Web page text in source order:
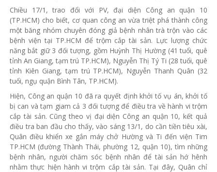
Chiều 17/1, trao đổi với PV, đại diện Công an quận 10
(TP.HCM) cho biết, cơ quan công an vừa triệt phá thành công
một băng nhóm chuyên đóng giả bệnh nhân trà trộn vào các
bệnh viện tại TP.HCM để trộm cắp tài sản. Lực lượng chức
năng bắt giữ 3 đối tượng, gồm Huỳnh Thị Hường (41 tuổi, quê
tỉnh An Giang, tạm trú TP.HCM), Nguyễn Thị Tý Ti (28 tuổi, quê
tỉnh Kiên Giang, tạm trú TP.HCM), Nguyễn Thanh Quân (32
tuổi, ngụ quận Bình Tân, TP.HCM).
Hiện, Công an quận 10 đã ra quyết định khởi tố vụ án, khởi tố
bị can và tạm giam cả 3 đối tượng để điều tra về hành vi trộm
cắp tài sản. Cũng theo vị đại diện Công an quận 10, kết quả
điều tra ban đầu cho thấy, vào sáng 13/1, do cần tiền tiêu xài,
Quân điều khiển xe gắn máy chở Hường và Ti đến viện Tim
TP.HCM (đường Thành Thái, phường 12, quận 10), tìm những
bệnh nhân, người chăm sóc bệnh nhân để tài sản hớ hênh
nhằm thực hiện hành vi trộm cắp tài sản. Tại đây, Quân chỉ